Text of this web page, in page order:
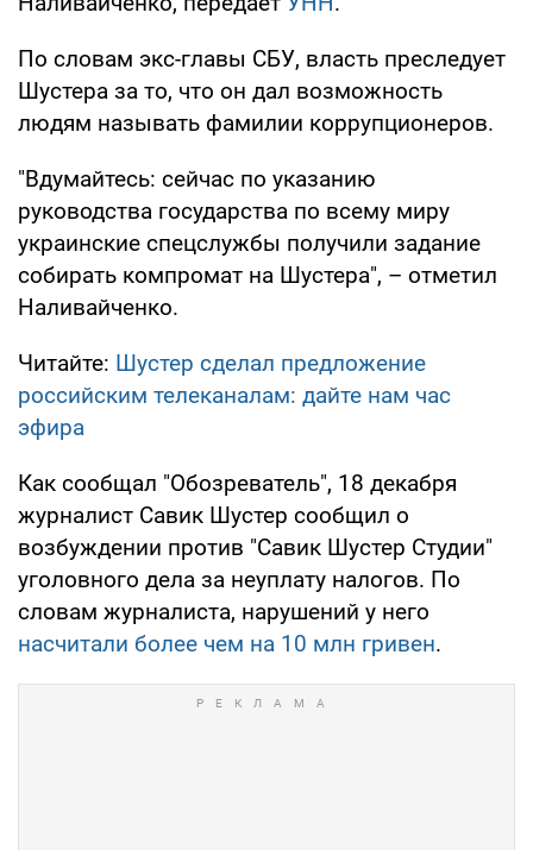
По словам экс-главы СБУ, власть преследует
Шустера за то, что он дал возможность
людям называть фамилии коррупционеров.
"Вдумайтесь: сейчас по указанию
руководства государства по всему миру
украинские спецслужбы получили задание
собирать компромат на Шустера", – отметил
Наливайченко.
Читайте: Шустер сделал предложение
российским телеканалам: дайте нам час
эфира
Как сообщал "Обозреватель", 18 декабря
журналист Савик Шустер сообщил о
возбуждении против "Савик Шустер Студии"
уголовного дела за неуплату налогов. По
словам журналиста, нарушений у него
насчитали более чем на 10 млн гривен.